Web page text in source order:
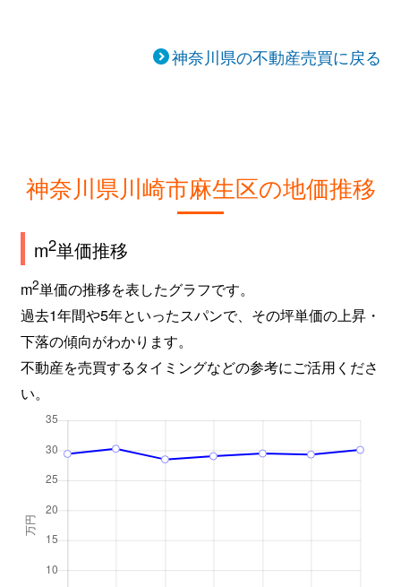
神奈川県の不動産売買に戻る
神奈川県川崎市麻生区の地価推移
m2単価推移
m2単価の推移を表したグラフです。
過去1年間や5年といったスパンで、その坪単価の上昇・
下落の傾向がわかります。
不動産を売買するタイミングなどの参考にご活用くださ
い。